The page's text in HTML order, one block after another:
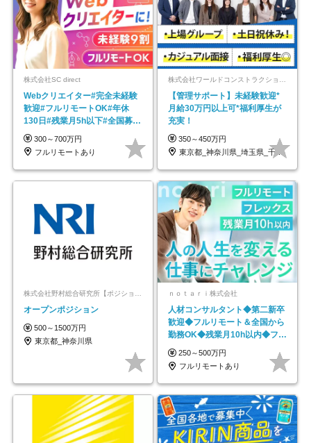
株式会社SC direct
Webクリエイター#完全未経験
歓迎#フルリモートOK#年休
130日#残業月5h以下#全国募集
#最大1年の研修
300～700万円
フルリモートあり
【管理サポート】未経験歓迎*
月給30万円以上可*福利厚生が
充実！
350～450万円
東京都_神奈川県_埼玉県_千葉県_大阪府…
オープンポジション
500～1500万円
東京都_神奈川県
ｎｏｔａｒｉ株式会社
人材コンサルタント◆第二新卒
歓迎◆フルリモート＆全国から
勤務OK◆残業月10h以内◆フレ
ックス制
250～500万円
フルリモートあり